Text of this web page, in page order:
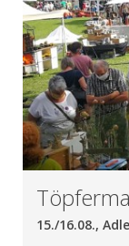
15./16.08.,